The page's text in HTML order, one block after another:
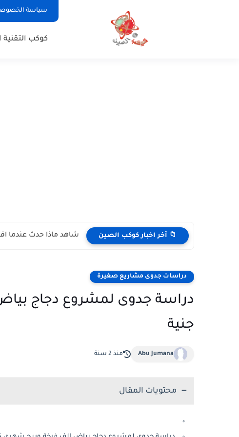
سياسة
كوكب التقنية
📁 آخر اخبار كوكب الصين شاهد ماذا حدث عندما
دراسات جدوى مشاريع صغيرة
جنية
Abu Jumana منذ 2 سنة
محتويات المقال